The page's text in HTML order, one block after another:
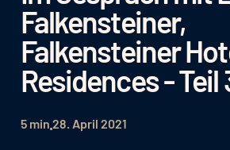
Falkensteiner,
Falkensteiner
Residences - Teil
5 min 28. April 2021